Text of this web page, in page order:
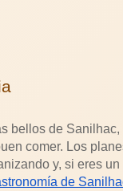
bellos de
comer. Los
y, si eres
de